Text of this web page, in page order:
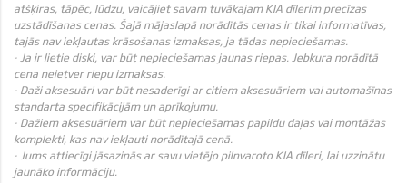
atšķiras, tāpēc, lūdzu, vaicājiet savam tuvākajam KIA dīlerim precīzas
uzstādīšanas cenas. Šajā mājaslapā norādītās cenas ir tikai informatīvas,
tajās nav iekļautas krāsošanas izmaksas, ja tādas nepieciešamas.
· Ja ir lietie diski, var būt nepieciešamas jaunas riepas. Jebkura norādītā
cena neietver riepu izmaksas.
· Daži aksesuāri var būt nesaderīgi ar citiem aksesuāriem vai automašīnas
standarta specifikācijām un aprīkojumu.
· Dažiem aksesuāriem var būt nepieciešamas papildu daļas vai montāžas
komplekti, kas nav iekļauti norādītajā cenā.
· Jums attiecīgi jāsazinās ar savu vietējo pilnvaroto KIA dīleri, lai uzzinātu
jaunāko informāciju.